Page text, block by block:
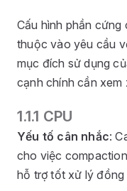
Cấu hình phần cứng
thuộc vào yêu cầu
mục đích sử dụng
cạnh chính cần xem
1.1.1 CPU
Yếu tố cân nhắc:
cho việc
hỗ trợ tốt xử lý đồng